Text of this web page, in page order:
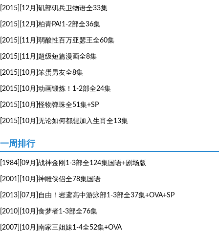
[2015][12月]矶部矶兵卫物语全33集
[2015][12月]柏青PA!1-2部全36集
[2015][11月]弱酸性百万亚瑟王全60集
[2015][11月]超级短篇漫画全8集
[2015][10月]笨蛋男友全8集
[2015][10月]动画锻炼！1-2部全24集
[2015][10月]怪物弹珠全51集+SP
[2015][10月]无论如何都想加入生肖全13集
一周排行
[1984][09月]战神金刚1-3部全124集国语+剧场版
[2001][10月]神雕侠侣全78集国语
[2013][07月]自由！岩鸢高中游泳部1-3部全37集+OVA+SP
[2010][10月]食梦者1-3部全76集
[2007][10月]南家三姐妹1-4全52集+OVA